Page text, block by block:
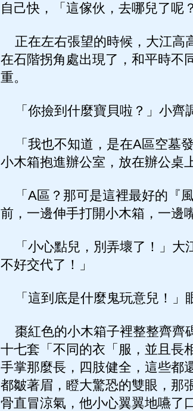
自己快，「這傢伙，去哪兒了呢？
正在左右張望的時候，大江高
在石階拐角處出現了，和平時不
重。
「你撿到什麼寶貝啦？」小齊
「我也不知道，是在A區空墓
小木箱抱進辦公室，放在辦公桌上
「A區？那可是這裡最好的『
前，一邊伸手打開小木箱，一邊
「小心點兒，別弄壞了！」大
不好交代了！」
「這到底是什麼鬼玩意兒！」
棗紅色的小木箱子裡整整齊齊
十七套「不同的衣「服，並且長
手掌那麼長，四肢健全，這些都
都皺著眉，瞪大驚恐的雙眼，那
骨直冒涼氣，他小心翼翼地嚥了